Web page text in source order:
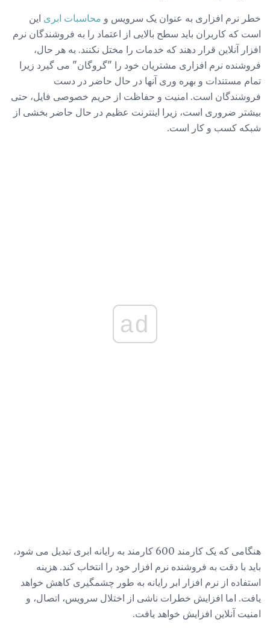
خطر نرم افزاری به عنوان یک سرویس و محاسبات ابری این
است که کاربران باید سطح بالایی از اعتماد را به فروشندگان نرم
افزار آنلاین قرار دهند که خدمات را مختل نکنند. به هر حال،
فروشنده نرم افزاری مشتریان خود را "گروگان" می گیرد زیرا
تمام مستندات و بهره وری آنها در حال حاضر در دست
فروشندگان است. امنیت و حفاظت از حریم خصوصی فایل، حتی
بیشتر ضروری است، زیرا اینترنت عظیم در حال حاضر بخشی از
شبکه کسب و کار است.
ad
هنگامی که یک کارمند 600 کارمند به رایانه ابری تبدیل می شود،
باید با دقت به فروشنده نرم افزار خود را انتخاب کند. هزینه
استفاده از نرم افزار ابر رایانه به طور چشمگیری کاهش خواهد
یافت. اما افزایش خطرات ناشی از اختلال سرویس، اتصال، و
امنیت آنلاین افزایش خواهد یافت.